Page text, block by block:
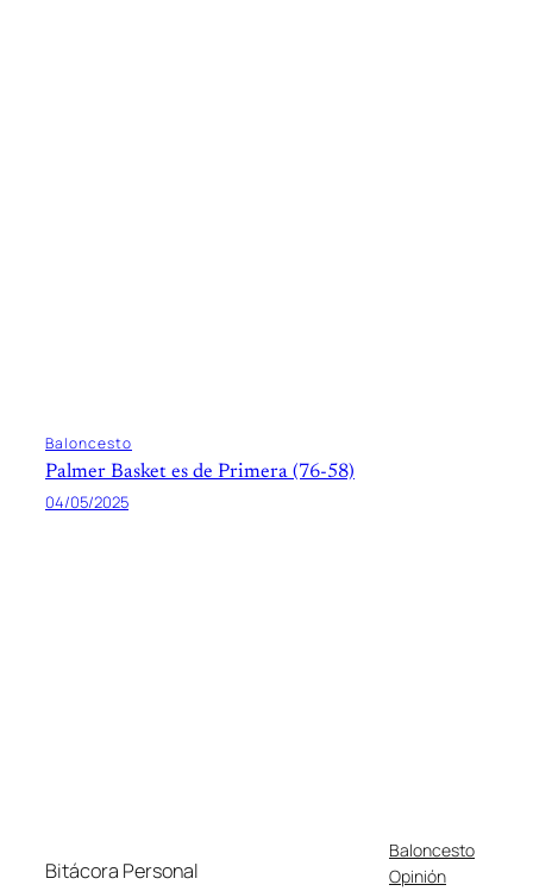
Baloncesto
Palmer Basket es de Primera (76-58)
04/05/2025
Bitácora Personal
Baloncesto
Opinión